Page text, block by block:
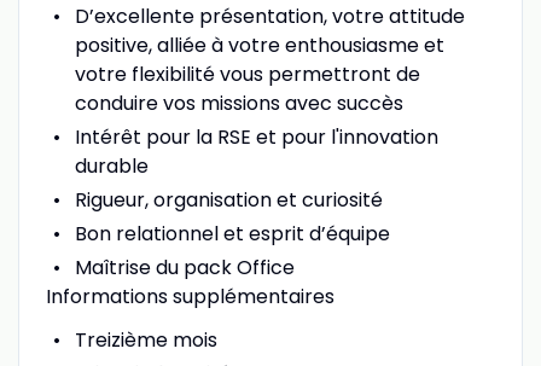
D’excellente présentation, votre attitude
positive, alliée à votre enthousiasme et
votre flexibilité vous permettront de
conduire vos missions avec succès
Intérêt pour la RSE et pour l'innovation
durable
Rigueur, organisation et curiosité
Bon relationnel et esprit d’équipe
Maîtrise du pack Office
Informations supplémentaires
Treizième mois